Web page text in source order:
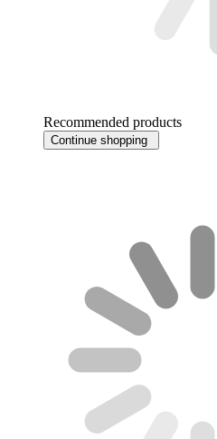
Recommended products
Continue shopping